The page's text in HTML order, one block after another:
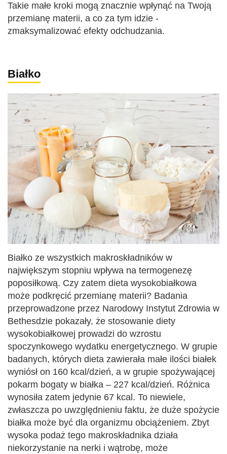
Takie małe kroki mogą znacznie wpłynąć na Twoją
przemianę materii, a co za tym idzie -
zmaksymalizować efekty odchudzania.
Białko
Białko ze wszystkich makroskładników w
największym stopniu wpływa na termogenezę
poposiłkową. Czy zatem dieta wysokobiałkowa
może podkręcić przemianę materii? Badania
przeprowadzone przez Narodowy Instytut Zdrowia w
Bethesdzie pokazały, że stosowanie diety
wysokobiałkowej prowadzi do wzrostu
spoczynkowego wydatku energetycznego. W grupie
badanych, których dieta zawierała małe ilości białek
wyniósł on 160 kcal/dzień, a w grupie spożywającej
pokarm bogaty w białka – 227 kcal/dzień. Różnica
wynosiła zatem jedynie 67 kcal. To niewiele,
zwłaszcza po uwzględnieniu faktu, że duże spożycie
białka może być dla organizmu obciążeniem. Zbyt
wysoka podaż tego makroskładnika działa
niekorzystanie na nerki i wątrobę, może